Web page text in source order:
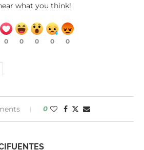
what you think!
0 0 0 0 0
0